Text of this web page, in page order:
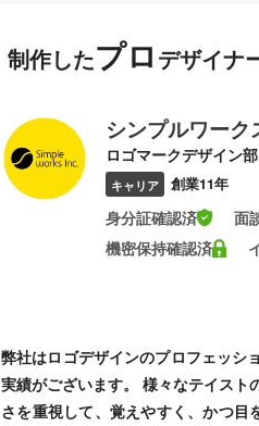
制作したプロ デザイナ
シンプルワーク
ロゴマークデザイン
キャリア 創業11年
身分証確認済
面
機密保持確認済
弊社はロゴデザインのプロフェッシ
実績がございます。 様々なテイスト
さを重視して、覚えやすく、かつ目